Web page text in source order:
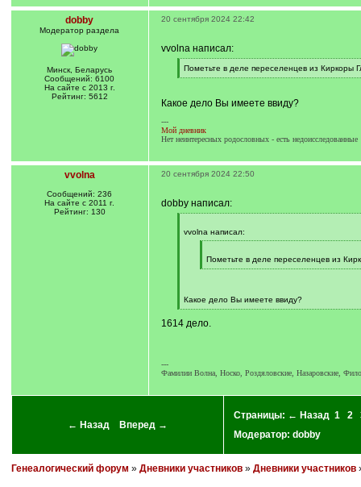
dobby
Модератор раздела
Минск, Беларусь
Сообщений: 6100
На сайте с 2013 г.
Рейтинг: 5612
20 сентября 2024 22:42
vvolna написал:
[
q
Пометьте в деле переселенцев из Киркоры
[
]
Какое дело Вы имеете ввиду?
---
Мой дневник
Нет неинтересных родословных - есть недоисследованные
vvolna
Сообщений: 236
На сайте с 2011 г.
Рейтинг: 130
20 сентября 2024 22:50
dobby написал:
q
vvolna написал:
q
]
Пометьте в деле переселенцев из
[
Какое дело Вы имеете ввиду?
[
q
1614 дело.
---
Фамилии Волна, Носко, Роздяловские, Назаровские,
← Назад Вперед →
Страницы: ← Назад 1 2
Модератор: dobby
Генеалогический форум » Дневники участников» Дневники участников